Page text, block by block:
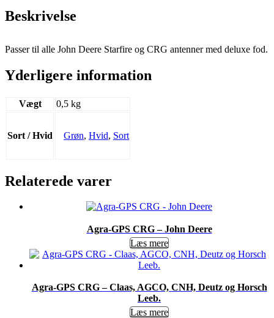
Beskrivelse
Passer til alle John Deere Starfire og CRG antenner med deluxe fod.
Yderligere information
Vægt 0,5 kg
Sort / Hvid Grøn, Hvid, Sort
Relaterede varer
Agra-GPS CRG – John Deere
Læs mere
Agra-GPS CRG – Claas, AGCO, CNH, Deutz og Horsch
Leeb.
Læs mere